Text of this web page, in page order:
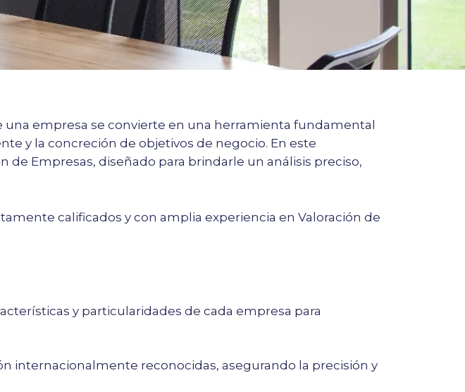
empresa se convierte en una herramienta fundamental
y la concreción de objetivos de negocio. En este
de Empresas, diseñado para brindarle un análisis preciso,
calificados y con amplia experiencia en Valoración de
y particularidades de cada empresa para
internacionalmente reconocidas, asegurando la precisión y